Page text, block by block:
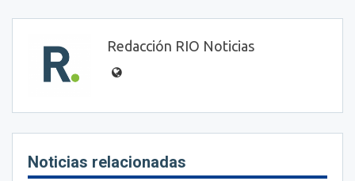
Redacción RIO Noticias
Noticias relacionadas